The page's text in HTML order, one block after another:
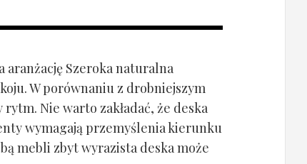
aranżację Szeroka naturalna
W porównaniu z drobniejszym
Nie warto zakładać, że deska
wymagają przemyślenia kierunku
mebli zbyt wyrazista deska może